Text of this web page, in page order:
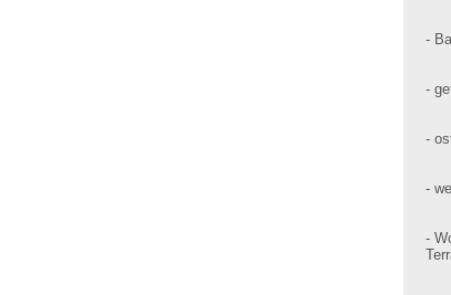
-
-
-
-
-